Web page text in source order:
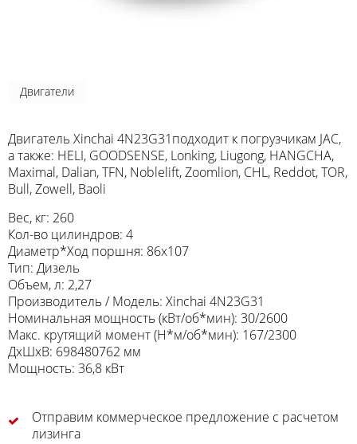
Двигатели
Двигатель Xinchai 4N23G31подходит к погрузчикам JAC,
а также: HELI, GOODSENSE, Lonking, Liugong, HANGCHA,
Maximal, Dalian, TFN, Noblelift, Zoomlion, CHL, Reddot, TOR,
Bull, Zowell, Baoli
Вес, кг: 260
Кол-во цилиндров: 4
Диаметр*Ход поршня: 86х107
Тип: Дизель
Объем, л: 2,27
Производитель / Модель: Xinchai 4N23G31
Номинальная мощность (кВт/об*мин): 30/2600
Макс. крутящий момент (Н*м/об*мин): 167/2300
ДхШхВ: 698480762 мм
Мощность: 36,8 кВт
Отправим коммерческое предложение с расчетом
лизинга